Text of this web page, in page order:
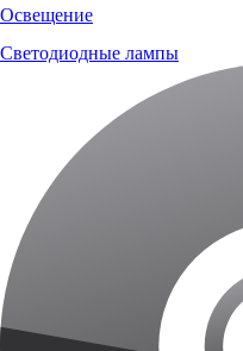
Освещение
Светодиодные лампы